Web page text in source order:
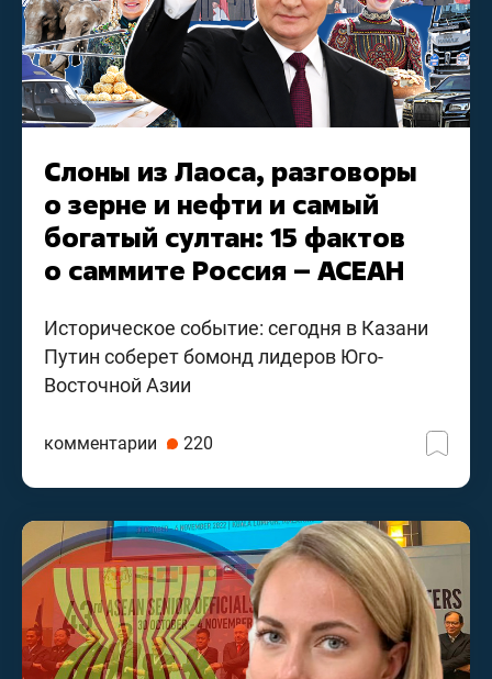
Слоны из Лаоса, разговоры
о зерне и нефти и самый
богатый султан: 15 фактов
о саммите Россия – АСЕАН
Историческое событие: сегодня в Казани
Путин соберет бомонд лидеров Юго-
Восточной Азии
комментарии 220